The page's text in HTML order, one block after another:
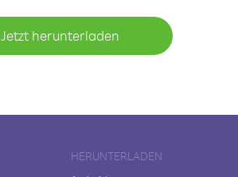
Jetzt herunterladen
HERUNTERLADEN